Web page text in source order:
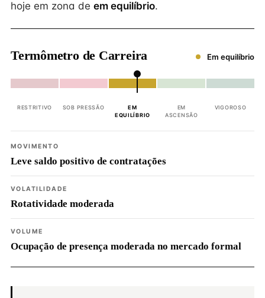
hoje em zona de em equilíbrio.
Termômetro de Carreira Em equilíbrio
RESTRITIVO SOB PRESSÃO
EM
EQUILÍBRIO
EM
ASCENSÃO
VIGOROSO
MOVIMENTO
Leve saldo positivo de contratações
VOLATILIDADE
Rotatividade moderada
VOLUME
Ocupação de presença moderada no mercado formal